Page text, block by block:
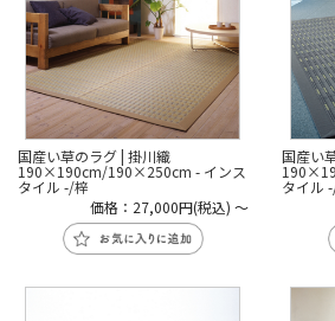
国産い草のラグ | 掛川織
190×190cm/190×250cm - インス
タイル -/梓
価格：27,000円(税込) ～
国産い
タイル